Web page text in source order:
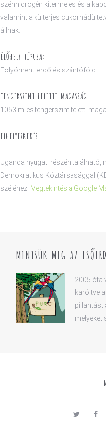
szénhidrogén kitermelés és a
valamint a külterjes
állnak.
ÉLŐHELY TÍPUSA:
Folyómenti erdő és szántóföld
TENGERSZINT FELETTI MAGASSÁG:
1053 m-es tengerszint feletti
ELHELYEZKEDÉS:
Uganda nyugati részén található,
Demokratikus Köztársasággal
széléhez. Megtekintés a Google
MENTSÜK MEG AZ
2005 óta
karöltve a
pillantást
melyeket